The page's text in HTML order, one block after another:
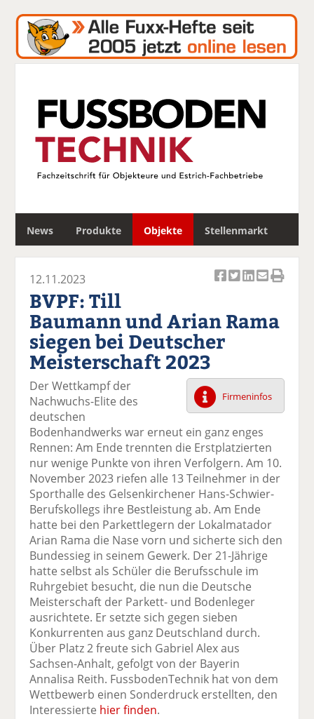
News Produkte Objekte Stellenmarkt
c
k
el
a
F
ac
e
b
o
o
k
te
il
e
n
k
tt
er
n
k
Li
n
k
e
di
n
te
il
e
n
k
E
m
ai
l
v
er
se
n
d
e
n
k
ck
e
n
12.11.2023
BVPF: Till
Baumann und Arian Rama
siegen bei Deutscher
Meisterschaft 2023
Firmeninfos
Der Wettkampf der
Nachwuchs-Elite des
deutschen
Bodenhandwerks war erneut ein ganz enges
Rennen: Am Ende trennten die Erstplatzierten
nur wenige Punkte von ihren Verfolgern. Am 10.
November 2023 riefen alle 13 Teilnehmer in der
Sporthalle des Gelsenkirchener Hans-Schwier-
Berufskollegs ihre Bestleistung ab. Am Ende
hatte bei den Parkettlegern der Lokalmatador
Arian Rama die Nase vorn und sicherte sich den
Bundessieg in seinem Gewerk. Der 21-Jährige
hatte selbst als Schüler die Berufsschule im
Ruhrgebiet besucht, die nun die Deutsche
Meisterschaft der Parkett- und Bodenleger
ausrichtete. Er setzte sich gegen sieben
Konkurrenten aus ganz Deutschland durch.
Über Platz 2 freute sich Gabriel Alex aus
Sachsen-Anhalt, gefolgt von der Bayerin
Annalisa Reith. FussbodenTechnik hat von dem
Wettbewerb einen Sonderdruck erstellten, den
Interessierte hier finden.